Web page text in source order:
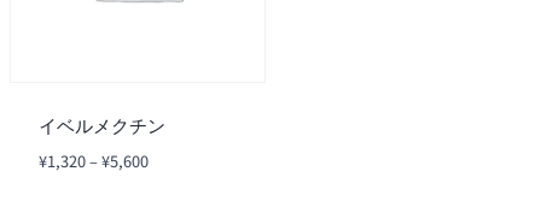
イベルメクチン
¥1,320–¥5,600価